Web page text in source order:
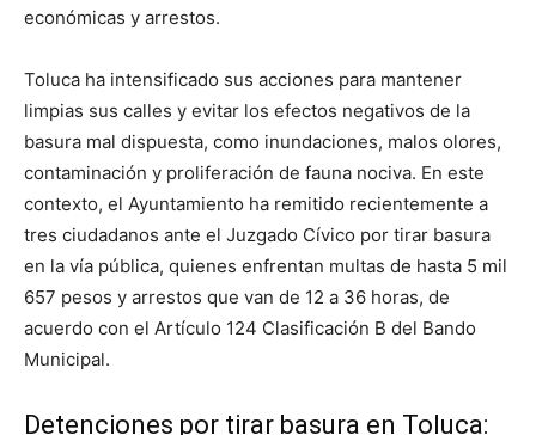
económicas y arrestos.
Toluca ha intensificado sus acciones para mantener
limpias sus calles y evitar los efectos negativos de la
basura mal dispuesta, como inundaciones, malos olores,
contaminación y proliferación de fauna nociva. En este
contexto, el Ayuntamiento ha remitido recientemente a
tres ciudadanos ante el Juzgado Cívico por tirar basura
en la vía pública, quienes enfrentan multas de hasta 5 mil
657 pesos y arrestos que van de 12 a 36 horas, de
acuerdo con el Artículo 124 Clasificación B del Bando
Municipal.
Detenciones por tirar basura en Toluca: